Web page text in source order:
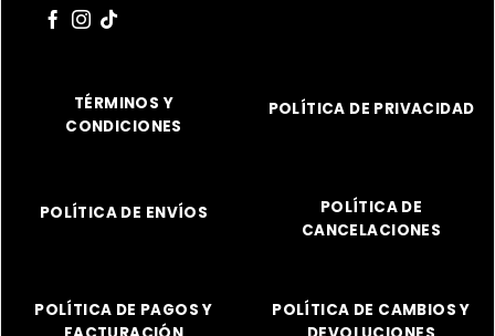
TÉRMINOS Y
CONDICIONES
POLÍTICA DE PRIVACIDAD
POLÍTICA DE ENVÍOS
POLÍTICA DE
CANCELACIONES
POLÍTICA DE PAGOS Y
POLÍTICA DE CAMBIOS Y